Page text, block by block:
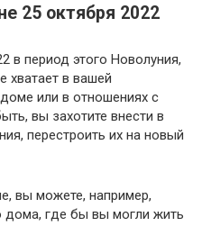
25 октября 2022
в период этого Новолуния,
хватает в вашей
или в отношениях с
вы захотите внести в
перестроить их на новый
вы можете, например,
дома, где бы вы могли жить